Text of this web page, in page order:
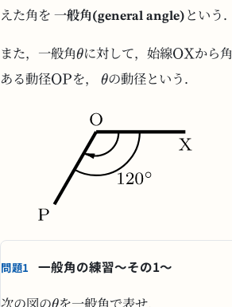
えた角を 一般角(general angle) という．
また，一般角 に対して，始線 から角
ある動径
を， の動径という．
問題1 一般角の練習〜その1〜